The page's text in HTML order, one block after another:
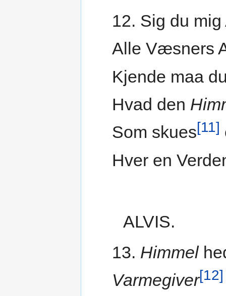
12. Sig du
Alle Væsners
Kjende maa
Hvad den
Som skues[11]
Hver en
ALVIS.
13. Himmel
Varmegiver[12]